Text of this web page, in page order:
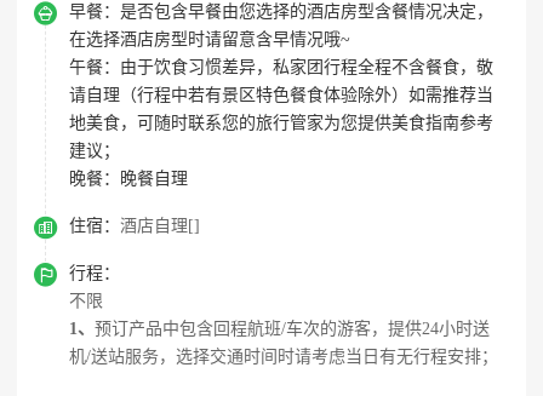
 早餐： 是否包含早餐由您选择的酒店房型含餐情况决定，
在选择酒店房型时请留意含早情况哦~
午餐： 由于饮食习惯差异，私家团行程全程不含餐食，敬
请自理（行程中若有景区特色餐食体验除外）如需推荐当
地美食，可随时联系您的旅行管家为您提供美食指南参考
建议；
晚餐：
晚餐自理
 住宿： 酒店自理[]

行程：
不限
1、 预订产品中包含回程航班/车次的游客，提供24小时送
机/送站服务，选择交通时间时请考虑当日有无行程安排；